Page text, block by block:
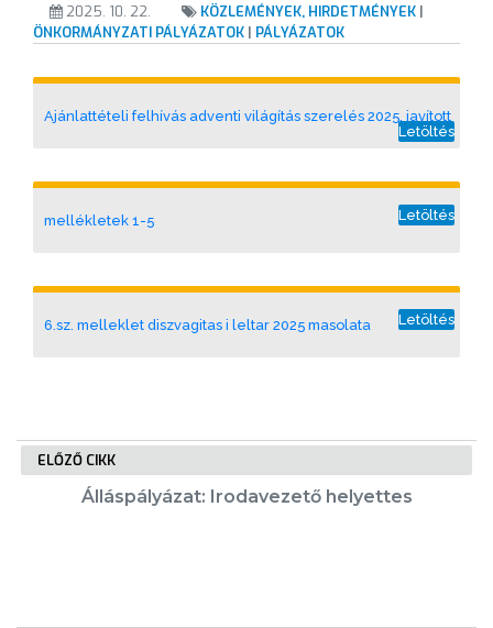
KVÍZ
VÁROS
PÉNZÜGYEI
2025. 10. 22. KÖZLEMÉNYEK, HIRDETMÉNYEK |
ÖNKORMÁNYZATI PÁLYÁZATOK | PÁLYÁZATOK
Ajánlattételi felhívás adventi világítás szerelés 2025. javított
Letöltés
mellékletek 1-5 Letöltés
6.sz. melleklet diszvagitas i leltar 2025 masolata Letöltés
ELŐZŐ CIKK
Álláspályázat: Irodavezető helyettes